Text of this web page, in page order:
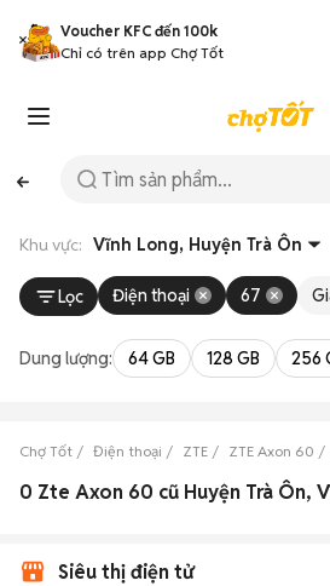
Voucher KFC đến 100k
Chỉ có trên app Chợ Tốt
Khu vực: Vĩnh Long, Huyện Trà Ôn
Lọc Điện thoại 67
Dung lượng: 64 GB 128 GB 256
Chợ Tốt Điện thoại ZTE ZTE Axon 60
0 Zte Axon 60 cũ Huyện Trà Ôn,
Siêu thị điện tử